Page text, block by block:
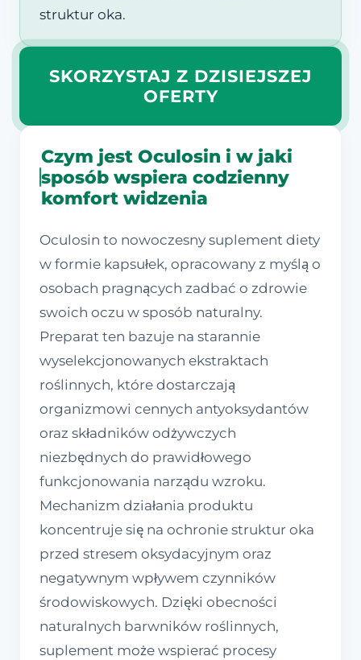
struktur oka.
SKORZYSTAJ Z DZISIEJSZEJ
OFERTY
Czym jest Oculosin i w jaki
sposób wspiera codzienny
komfort widzenia
Oculosin to nowoczesny suplement diety
w formie kapsułek, opracowany z myślą o
osobach pragnących zadbać o zdrowie
swoich oczu w sposób naturalny.
Preparat ten bazuje na starannie
wyselekcjonowanych ekstraktach
roślinnych, które dostarczają
organizmowi cennych antyoksydantów
oraz składników odżywczych
niezbędnych do prawidłowego
funkcjonowania narządu wzroku.
Mechanizm działania produktu
koncentruje się na ochronie struktur oka
przed stresem oksydacyjnym oraz
negatywnym wpływem czynników
środowiskowych. Dzięki obecności
naturalnych barwników roślinnych,
suplement może wspierać procesy